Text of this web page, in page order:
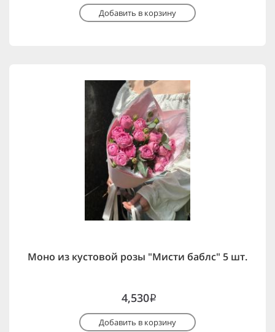
Добавить в корзину
Моно из кустовой розы "Мисти баблс" 5 шт.
4,530i
Добавить в корзину